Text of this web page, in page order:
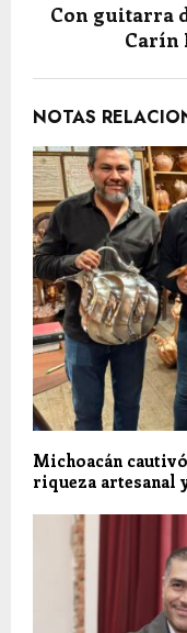
Con guitarra
Carín
NOTAS
Michoacán
riqueza artesanal